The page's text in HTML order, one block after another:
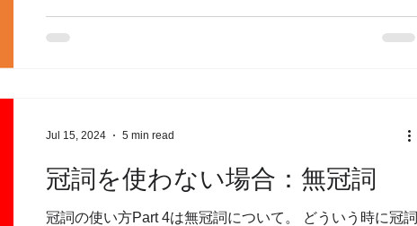
冠詞を使わない場合：無冠詞
冠詞の使い方Part 4は無冠詞について。 どういう時に冠詞
Jul 15, 2024 5 min read